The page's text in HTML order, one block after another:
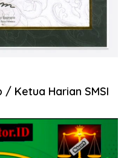
/ Ketua Harian SMSI